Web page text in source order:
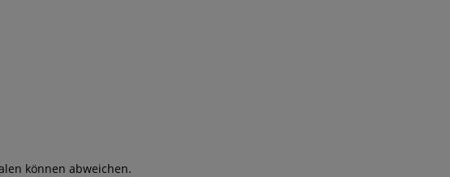
können abweichen.